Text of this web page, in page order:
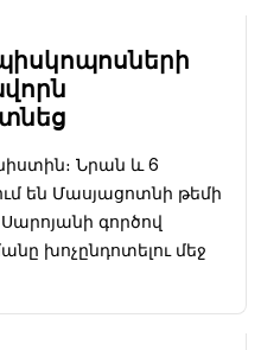
Նրան և 6
են Մասյացոտնի թեմի
գործով
խոչընդոտելու մեջ